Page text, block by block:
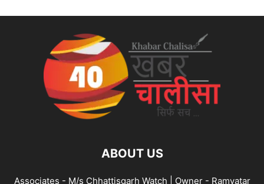
ABOUT US
Associates - M/s Chhattisgarh Watch | Owner - Ramvatar